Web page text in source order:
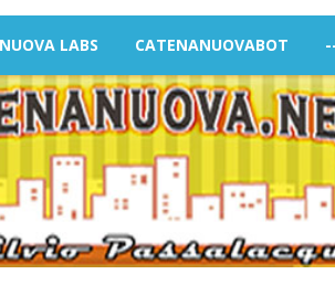
LABS CATENANUOVABOT